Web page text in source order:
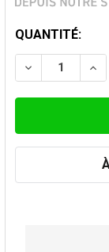
STOCK
ACTUEL:
QUANTITÉ:
DIMINUER LA